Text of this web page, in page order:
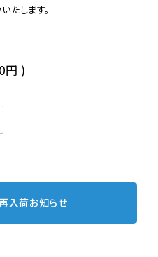
たします。
円 )
入荷お知らせ